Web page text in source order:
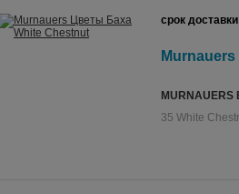
срок
MURNAUERS
35 White